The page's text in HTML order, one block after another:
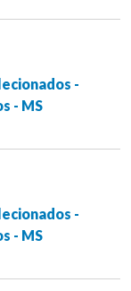
-
- MS
-
- MS